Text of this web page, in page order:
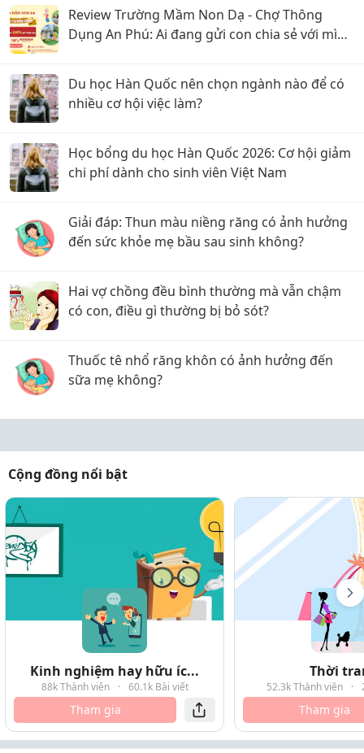
Review Trường Mầm Non Dạ - Chợ Thông
Dụng An Phú: Ai đang gửi con chia sẻ với mình
Du học Hàn Quốc nên chọn ngành nào để có
nhiều cơ hội việc làm?
Học bổng du học Hàn Quốc 2026: Cơ hội giảm
chi phí dành cho sinh viên Việt Nam
Giải đáp: Thun màu niềng răng có ảnh hưởng
đến sức khỏe mẹ bầu sau sinh không?
Hai vợ chồng đều bình thường mà vẫn chậm
có con, điều gì thường bị bỏ sót?
Thuốc tê nhổ răng khôn có ảnh hưởng đến
sữa mẹ không?
Cộng đồng nổi bật
Kinh nghiệm hay hữu íc...
88k Thành viên · 60.1k Bài viết
Tham gia
Thời
52.3k Thành viên ·
Tham gia